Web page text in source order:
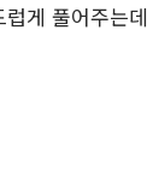
게 풀어주는데